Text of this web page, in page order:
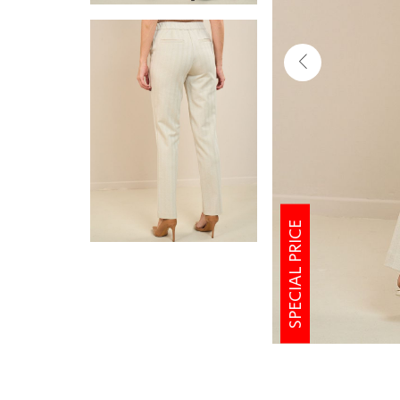
SPECIAL PRICE